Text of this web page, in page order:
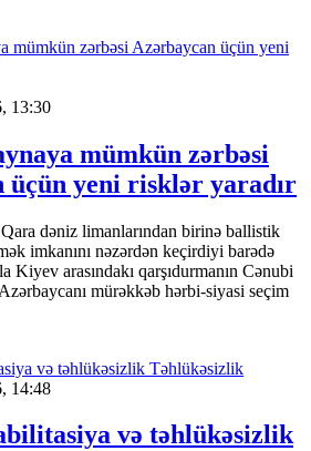
13:30
mümkün zərbəsi
üçün yeni risklər yaradır
dəniz limanlarından birinə ballistik
imkanını nəzərdən keçirdiyi barədə
Kiyev arasındakı qarşıdurmanın Cənubi
mürəkkəb hərbi-siyasi seçim
Təhlükəsizlik
14:48
və təhlükəsizlik